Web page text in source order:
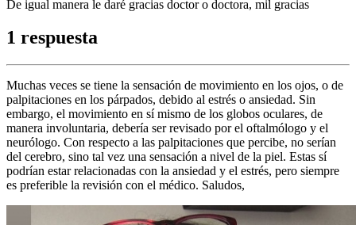
De igual manera le daré gracias doctor o doctora, mil gracias
1 respuesta
Muchas veces se tiene la sensación de movimiento en los ojos, o de
palpitaciones en los párpados, debido al estrés o ansiedad. Sin
embargo, el movimiento en sí mismo de los globos oculares, de
manera involuntaria, debería ser revisado por el oftalmólogo y el
neurólogo. Con respecto a las palpitaciones que percibe, no serían
del cerebro, sino tal vez una sensación a nivel de la piel. Estas sí
podrían estar relacionadas con la ansiedad y el estrés, pero siempre
es preferible la revisión con el médico. Saludos,